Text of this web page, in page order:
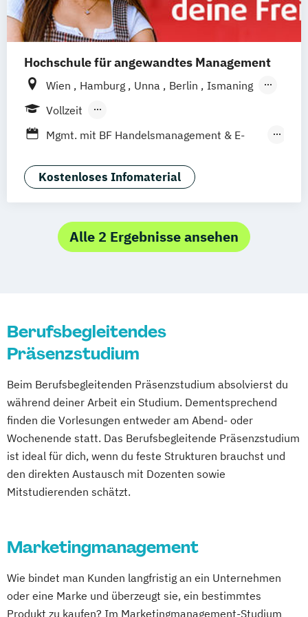
Hochschule für angewandtes Management
Wien Hamburg Unna Berlin
Ismaning
Mannheim
Vollzeit
Berufsbegleitendes Präsenzstudium
Mgmt. mit BF Handelsmanagement & E-
Social Media Studies Sportmanagement
Kostenloses Infomaterial
Alle 2 Ergebnisse ansehen
Berufsbegleitendes
Präsenzstudium
Beim Berufsbegleitenden Präsenzstudium absolvierst du
während deiner Arbeit ein Studium. Dementsprechend
finden die Vorlesungen entweder am Abend- oder
Wochenende statt. Das Berufsbegleitende Präsenzstudium
ist ideal für dich, wenn du feste Strukturen brauchst und
den direkten Austausch mit Dozenten sowie
Mitstudierenden schätzt.
Marketingmanagement
Wie bindet man Kunden langfristig an ein Unternehmen
oder eine Marke und überzeugt sie, ein bestimmtes
Produkt zu kaufen? Im Marketingmanagement-Studium